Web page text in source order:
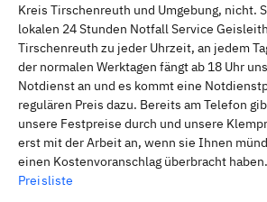
Kreis Tirschenreuth und Umgebung, nicht.
lokalen 24 Stunden Notfall Service
Tirschenreuth zu jeder Uhrzeit, an jedem
der normalen Werktagen fängt ab 18 Uhr
Notdienst an und es kommt eine
regulären Preis dazu. Bereits am Telefon
unsere Festpreise durch und unsere
erst mit der Arbeit an, wenn sie Ihnen
einen Kostenvoranschlag überbracht haben.
Preisliste